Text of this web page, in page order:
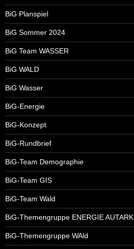
BiG Planspiel
BiG Sommer 2024
BiG Team WASSER
BiG WALD
BiG Wasser
BiG-Energie
BiG-Konzept
BiG-Rundbrief
BiG-Team Demographie
BiG-Team GIS
BiG-Team Wald
BiG-Themengruppe ENERGIE AUTARK
BiG-Themengruppe WAld